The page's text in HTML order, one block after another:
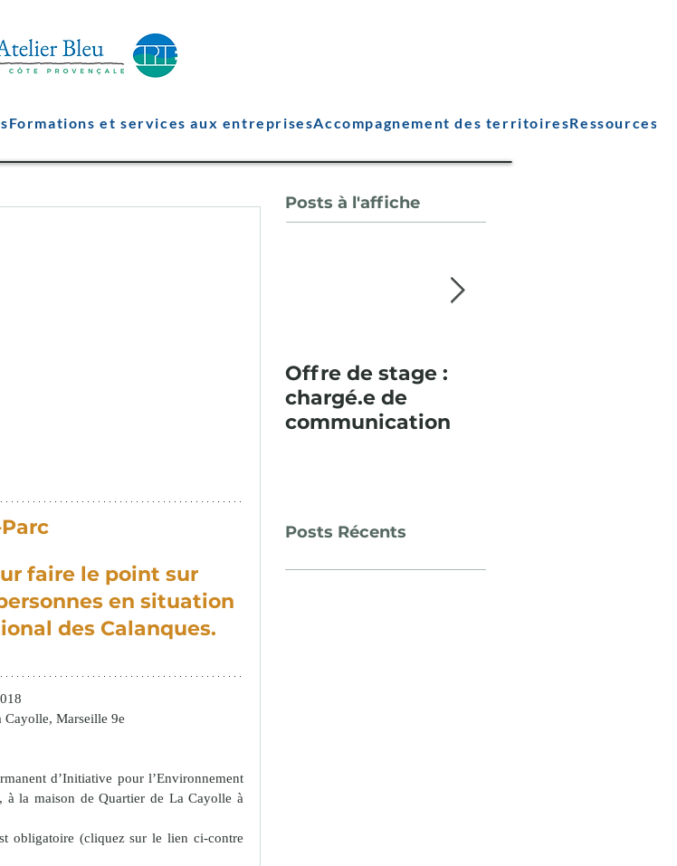
Formations et services aux entreprisesAccompagnement des territoiresRessources
faire le point sur
en situation
des Calanques.
Cayolle, Marseille 9e
d’Initiative pour l’Environnement
, à la maison de Quartier de La Cayolle à
obligatoire (cliquez sur le lien ci-contre
Posts à l'affiche
Offre de stage :
chargé.e de
communication
Posts Récents